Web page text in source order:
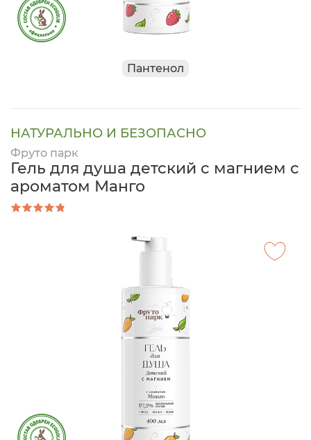
Пантенол
НАТУРАЛЬНО И БЕЗОПАСНО
Фруто парк
Гель для душа детский с магнием с
ароматом Манго